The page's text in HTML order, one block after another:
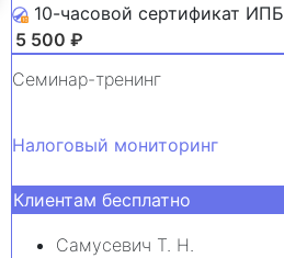
10-часовой сертификат ИПБ
от 5 500 ₽
Семинар-тренинг
Налоговый мониторинг
Клиентам бесплатно
Самусевич Т. Н.